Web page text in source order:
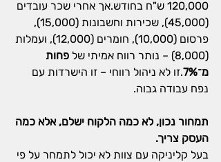
120,000 ש"ח בחודש.אך אחרי שכר עובדים
(45,000), שכירות וחשבונות (15,000),
פרסום (10,000), חומרים (12,000), ועמלות
(8,000) – נותר רווח אמיתי של
פחות
מ־7%
.זו לא ניהול רווחי – זו הישרדות עם
נפח עבודה גבוה.
תמחור נכון, לא כמה הלקוח ישלם, אלא כמה
העסק צריך.
בעל קליניקה עם צוות לא יכול לתמחר על פי